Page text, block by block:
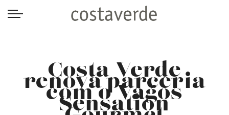
Costa Verde
renova parceria
com o Vagos
Sensation
Gourmet